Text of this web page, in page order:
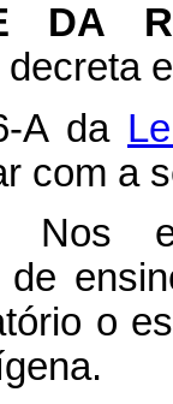
DA
A da
com a
o